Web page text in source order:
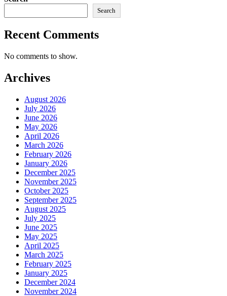
Search
Recent Comments
No comments to show.
Archives
August 2026
July 2026
June 2026
May 2026
April 2026
March 2026
February 2026
January 2026
December 2025
November 2025
October 2025
September 2025
August 2025
July 2025
June 2025
May 2025
April 2025
March 2025
February 2025
January 2025
December 2024
November 2024